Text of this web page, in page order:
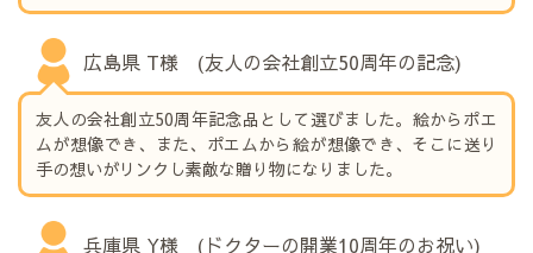
広島県 T様 (友人の会社創立50周年の記念)
友人の会社創立50周年記念品として選びました。絵からポエ
ムが想像でき、また、ポエムから絵が想像でき、そこに送り
手の想いがリンクし素敵な贈り物になりました。
兵庫県 Y様 (ドクターの開業10周年のお祝い)